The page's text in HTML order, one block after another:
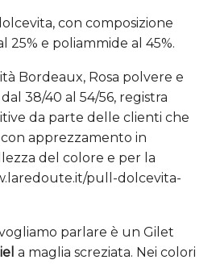
con composizione
25% e poliammide al 45%.
Bordeaux, Rosa polvere e
38/40 al 54/56, registra
da parte delle clienti che
apprezzamento in
del colore e per la
pull-dolcevita-
parlare è un Gilet
a maglia screziata. Nei colori